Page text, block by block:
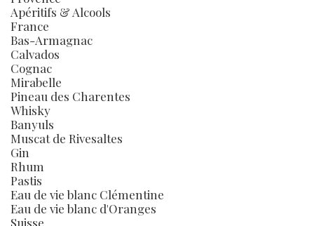
Apéritifs & Alcools
France
Bas-Armagnac
Calvados
Cognac
Mirabelle
Pineau des Charentes
Whisky
Banyuls
Muscat de Rivesaltes
Gin
Rhum
Pastis
Eau de vie blanc Clémentine
Eau de vie blanc d'Oranges
Suisse